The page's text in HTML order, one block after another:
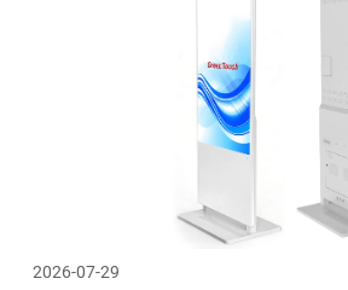
2026-07-29